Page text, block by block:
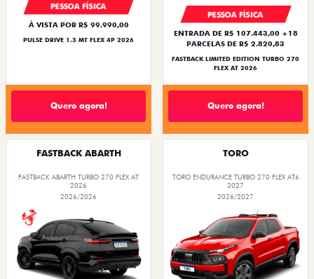
PESSOA FÍSICA
À VISTA POR R$ 99.990,00
PULSE DRIVE 1.3 MT FLEX 4P 2026
Quero agora!
PESSOA FÍSICA
ENTRADA DE R$ 107.443,00 +18
PARCELAS DE R$ 2.820,83
FASTBACK LIMITED EDITION TURBO 270
FLEX AT 2026
Quero agora!
FASTBACK ABARTH
FASTBACK ABARTH TURBO 270 FLEX AT
2026
2026/2026
TORO
TORO ENDURANCE TURBO 270 FLEX AT6
2027
2026/2027